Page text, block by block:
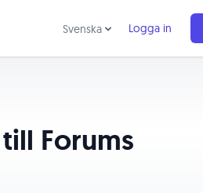
Svenska Logga in
Forums